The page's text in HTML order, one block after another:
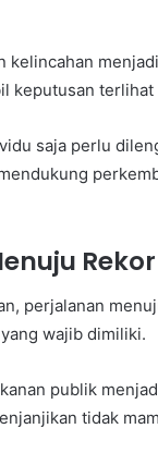
keputusan
saja perlu
perjalanan
wajib dimiliki.
publik
tidak